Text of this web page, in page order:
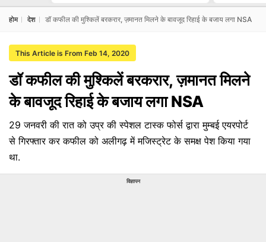
होम देश डॉ कफील की मुश्किलें बरकरार, ज़मानत मिलने के बावजूद रिहाई के बजाय लगा NSA
This Article is From Feb 14, 2020
डॉ कफील की मुश्किलें बरकरार, ज़मानत मिलने
के बावजूद रिहाई के बजाय लगा NSA
29 जनवरी की रात को उप्र की स्पेशल टास्क फोर्स द्वारा मुम्बई एयरपोर्ट
से गिरफ्तार कर कफील को अलीगढ़ में मजिस्ट्रेट के समक्ष पेश किया गया
था.
विज्ञापन